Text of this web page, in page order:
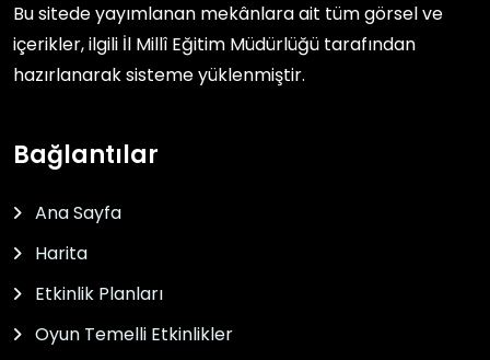
Bu sitede yayımlanan mekânlara ait tüm görsel ve
içerikler, ilgili İl Millî Eğitim Müdürlüğü tarafından
hazırlanarak sisteme yüklenmiştir.
Bağlantılar
Ana Sayfa
Harita
Etkinlik Planları
Oyun Temelli Etkinlikler